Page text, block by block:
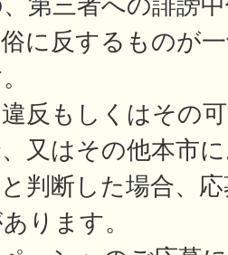
第三者への誹謗
に反するものが
反もしくはその
又はその他本市
判断した場合、
ります。